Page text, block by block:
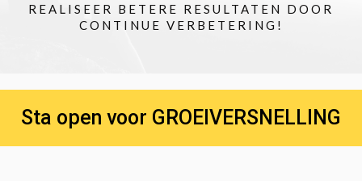
REALISEER BETERE RESULTATEN DOOR
CONTINUE VERBETERING!
Sta open voor GROEIVERSNELLING